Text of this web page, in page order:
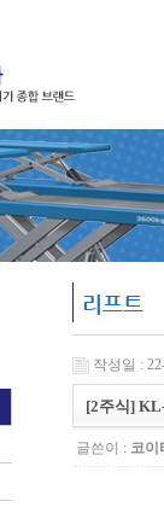
리프트
작성일 :
[2주식]
글쓴이 : 코이